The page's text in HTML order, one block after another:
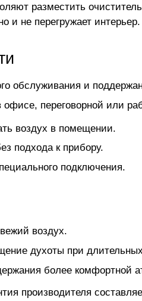
разместить
и не перегружает интерьер.
обслуживания и
переговорной или
воздух в помещении.
подхода к прибору.
подключения.
воздух.
духоты при
более комфортной
производителя